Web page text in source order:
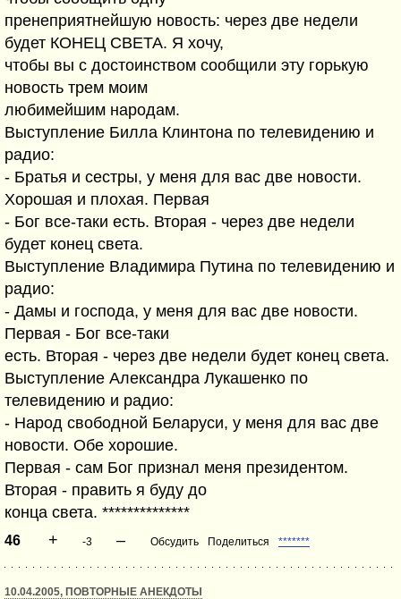
пренеприятнейшую новость: через две недели
будет КОНЕЦ СВЕТА. Я хочу,
чтобы вы с достоинством сообщили эту горькую
новость трем моим
любимейшим народам.
Выступление Билла Клинтона по телевидению и
радио:
- Братья и сестры, у меня для вас две новости.
Хорошая и плохая. Первая
- Бог все-таки есть. Вторая - через две недели
будет конец света.
Выступление Владимира Путина по телевидению и
радио:
- Дамы и господа, у меня для вас две новости.
Первая - Бог все-таки
есть. Вторая - через две недели будет конец света.
Выступление Александра Лукашенко по
телевидению и радио:
- Народ свободной Беларуси, у меня для вас две
новости. Обе хорошие.
Первая - сам Бог признал меня президентом.
Вторая - править я буду до
конца света. **************
46 + -3 – Обсудить Поделиться *******
10.04.2005, ПОВТОРНЫЕ АНЕКДОТЫ